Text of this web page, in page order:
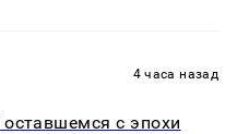
4 часа назад
с эпохи